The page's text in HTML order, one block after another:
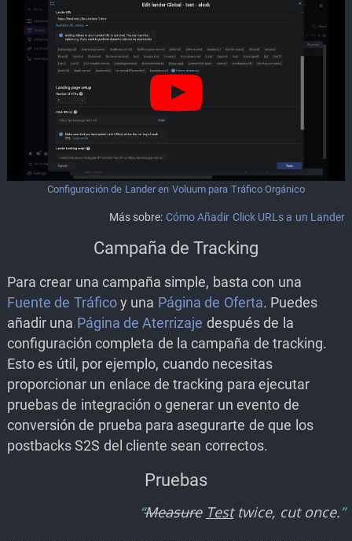
Configuración de Lander en Voluum para Tráfico Orgánico
Más sobre: Cómo Añadir Click URLs a un Lander
Campaña de Tracking
Para crear una campaña simple, basta con una
Fuente de Tráficoy una Página de Oferta. Puedes
añadir una Página de Aterrizaje después de la
configuración completa de la campaña de tracking.
Esto es útil, por ejemplo, cuando necesitas
proporcionar un enlace de tracking para ejecutar
pruebas de integración o generar un evento de
conversión de prueba para asegurarte de que los
postbacks S2S del cliente sean correctos.
Pruebas
Measure Testtwice, cut once.